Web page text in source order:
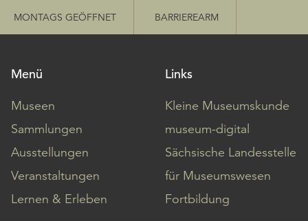
MONTAGS GEÖFFNET BARRIEREARM
Menü
Museen
Sammlungen
Ausstellungen
Veranstaltungen
Lernen & Erleben
Links
Kleine Museumskunde
museum-digital
Sächsische Landesstelle
für Museumswesen
Fortbildung